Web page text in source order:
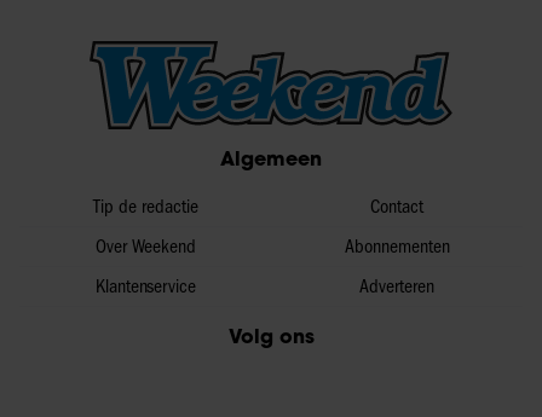
Algemeen
Tip de redactie
Over Weekend
Klantenservice
Contact
Abonnementen
Adverteren
Volg ons